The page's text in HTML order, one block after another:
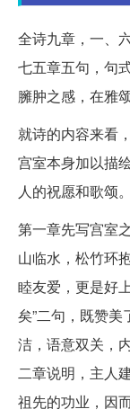
全诗九章，一、
七五章五句，句
臃肿之感，在雅
就诗的内容来看
宫室本身加以描
人的祝愿和歌颂。
第一章先写宫室
山临水，松竹环
睦友爱，更是好
矣”二句，既赞
洁，语意双关，
二章说明，主人
祖先的功业，因